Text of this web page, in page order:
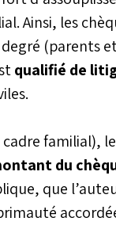
Ainsi, les
(parents
qualifié de
cadre familial),
du
que